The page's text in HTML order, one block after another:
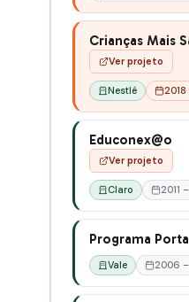
Crianças Mais
Ver projeto
Nestlé
Educonex@o
Ver projeto
Claro 2011
Programa
Vale 2006